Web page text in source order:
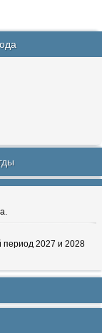
период 2027 и 2028